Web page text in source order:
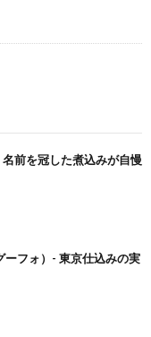
名前を冠した煮込みが自慢
ーフォ）- 東京仕込みの実